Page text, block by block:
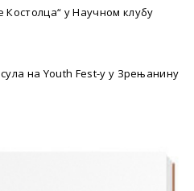
Костолца“ у Научном клубу
на Youth Fest-у у Зрењанину